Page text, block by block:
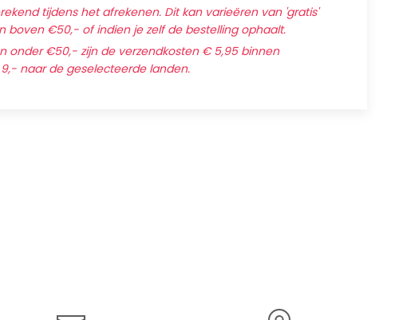
tijdens het afrekenen. Dit kan varieëren van 'gratis'
boven €50,- of indien je zelf de bestelling ophaalt.
onder €50,- zijn de verzendkosten € 5,95 binnen
naar de geselecteerde landen.